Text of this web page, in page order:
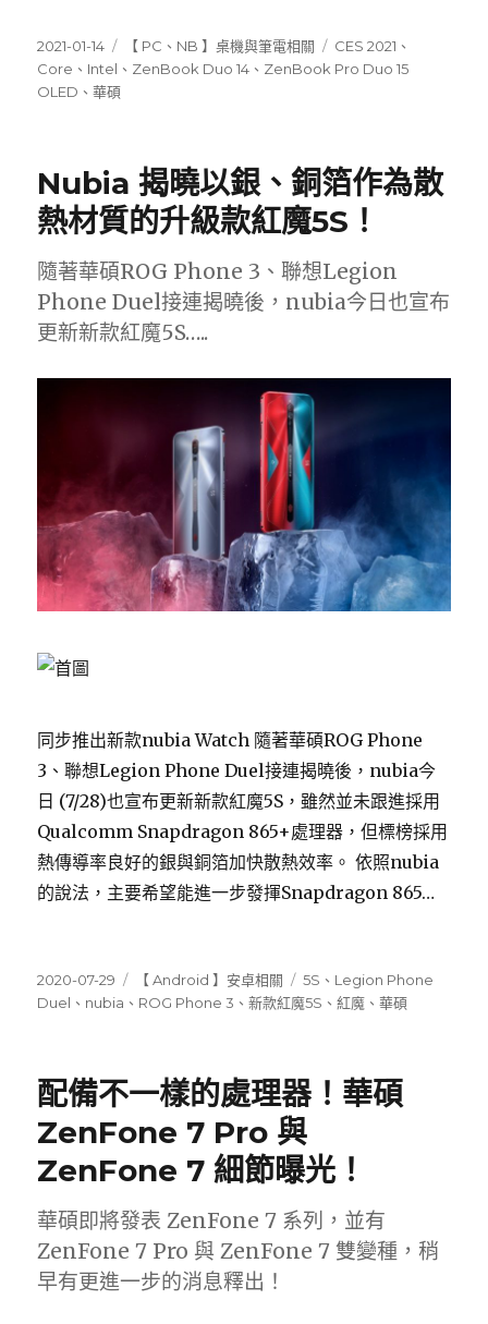
發
佈
日
2021-01-14
分
類
【 PC、NB 】桌機與筆電相關
標
籤
CES 2021 、
Core 、 Intel 、 ZenBook Duo 14 、 ZenBook Pro Duo 15
OLED 、華碩
Nubia 揭曉以銀、銅箔作為散
熱材質的升級款紅魔5S！
隨著華碩ROG Phone 3、聯想Legion
Phone Duel接連揭曉後，nubia今日也宣布
更新新款紅魔5S…..
同步推出新款nubia Watch 隨著華碩ROG Phone
3、聯想Legion Phone Duel接連揭曉後，nubia今
日 (7/28)也宣布更新新款紅魔5S，雖然並未跟進採用
Qualcomm Snapdragon 865+處理器，但標榜採用
熱傳導率良好的銀與銅箔加快散熱效率。 依照nubia
的說法，主要希望能進一步發揮Snapdragon 865…
發
佈
2020-07-29
分
類
【 Android 】安卓相關
標
籤
5S 、 Legion Phone
Duel 、 nubia 、 ROG Phone 3 、新款紅魔5S 、紅魔 、華碩
配備不一樣的處理器！華碩
ZenFone 7 Pro 與
ZenFone 7 細節曝光！
華碩即將發表 ZenFone 7 系列，並有
ZenFone 7 Pro 與 ZenFone 7 雙變種，稍
早有更進一步的消息釋出！